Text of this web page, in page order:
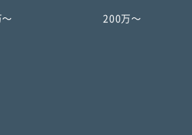
〜 200万〜